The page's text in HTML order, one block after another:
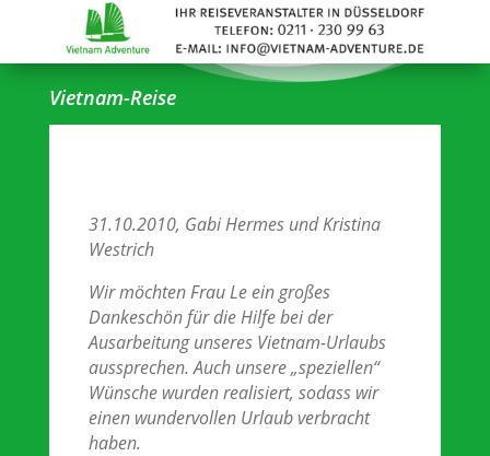
Vietnam-Reise
31.10.2010, Gabi Hermes und Kristina
Westrich
Wir möchten Frau Le ein großes
Dankeschön für die Hilfe bei der
Ausarbeitung unseres Vietnam-Urlaubs
aussprechen. Auch unsere „speziellen“
Wünsche wurden realisiert, sodass wir
einen wundervollen Urlaub verbracht
haben.